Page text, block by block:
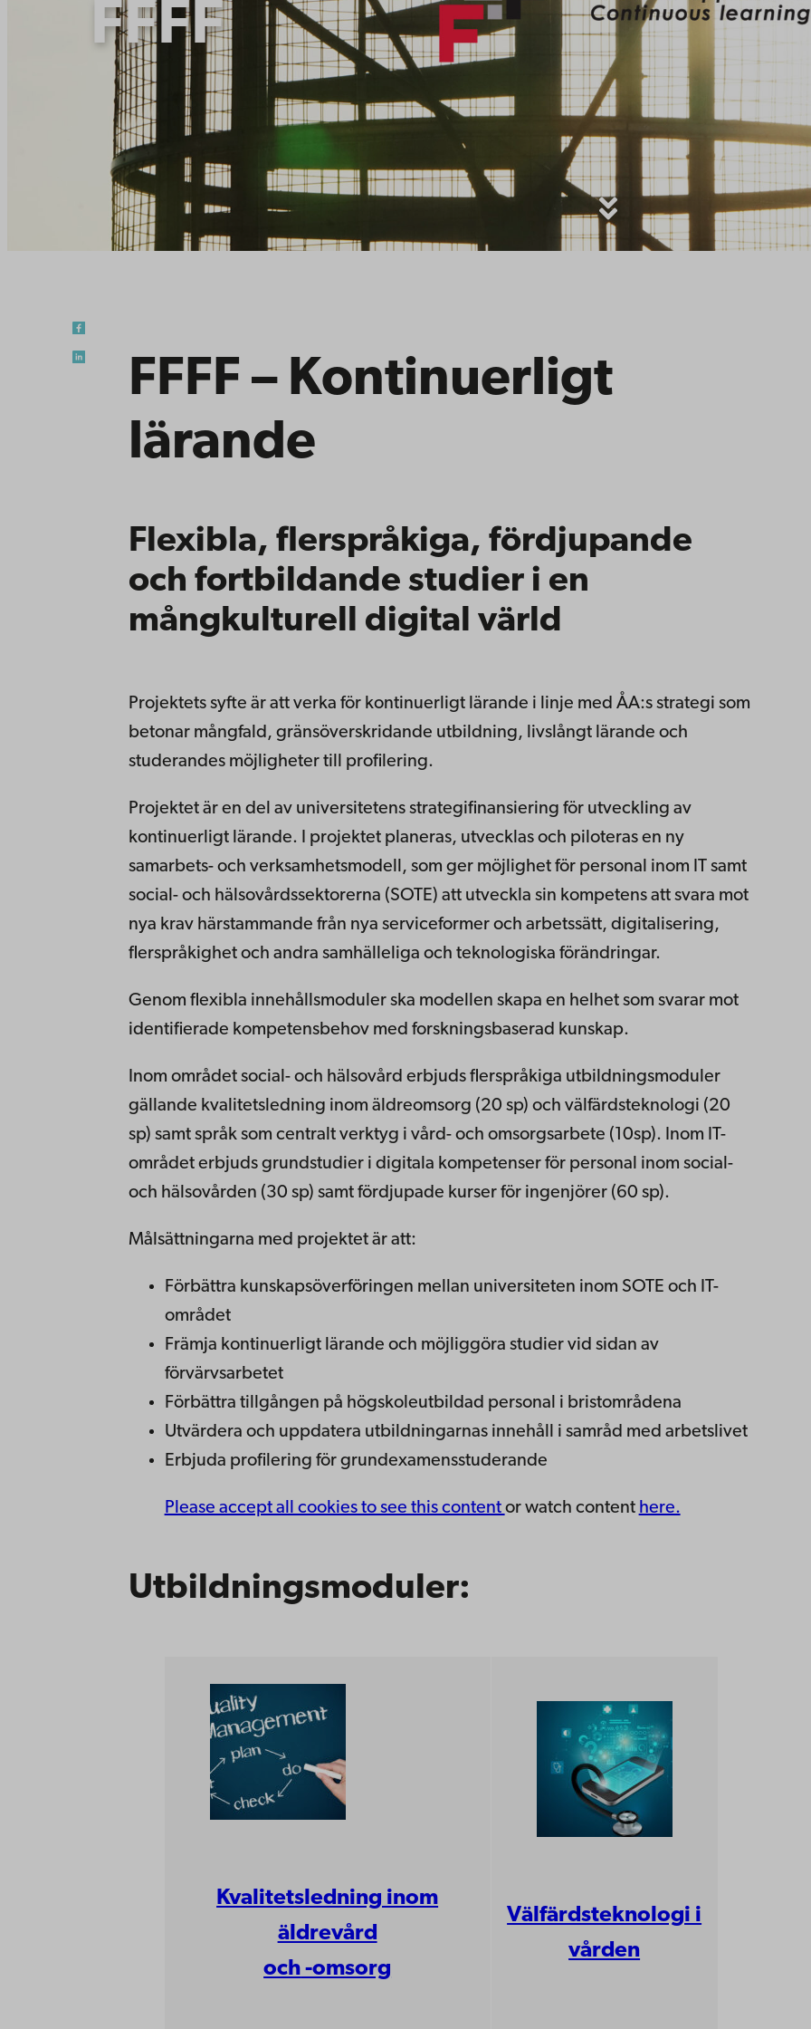
FFFF
FFFF – Kontinuerligt
lärande
Flexibla, flerspråkiga, fördjupande
och fortbildande studier i en
mångkulturell digital värld
Projektets syfte är att verka för kontinuerligt lärande i linje med ÅA:s strategi som
betonar mångfald, gränsöverskridande utbildning, livslångt lärande och
studerandes möjligheter till profilering.
Projektet är en del av universitetens strategifinansiering för utveckling av
kontinuerligt lärande. I projektet planeras, utvecklas och piloteras en ny
samarbets- och verksamhetsmodell, som ger möjlighet för personal inom IT samt
social- och hälsovårdssektorerna (SOTE) att utveckla sin kompetens att svara mot
nya krav härstammande från nya serviceformer och arbetssätt, digitalisering,
flerspråkighet och andra samhälleliga och teknologiska förändringar.
Genom flexibla innehållsmoduler ska modellen skapa en helhet som svarar mot
identifierade kompetensbehov med forskningsbaserad kunskap.
Inom området social- och hälsovård erbjuds flerspråkiga utbildningsmoduler
gällande kvalitetsledning inom äldreomsorg (20 sp) och välfärdsteknologi (20
sp) samt språk som centralt verktyg i vård- och omsorgsarbete (10sp). Inom IT-
området erbjuds grundstudier i digitala kompetenser för personal inom social-
och hälsovården (30 sp) samt fördjupade kurser för ingenjörer (60 sp).
Målsättningarna med projektet är att:
Förbättra kunskapsöverföringen mellan universiteten inom SOTE och IT-
området
Främja kontinuerligt lärande och möjliggöra studier vid sidan av
förvärvsarbetet
Förbättra tillgången på högskoleutbildad personal i bristområdena
Utvärdera och uppdatera utbildningarnas innehåll i samråd med arbetslivet
Erbjuda profilering för grundexamensstuderande
Please accept all cookies to see this content or watch content here.
Utbildningsmoduler:
Kvalitetsledning inom
äldrevård
och -omsorg
Välfärdsteknologi i
vården